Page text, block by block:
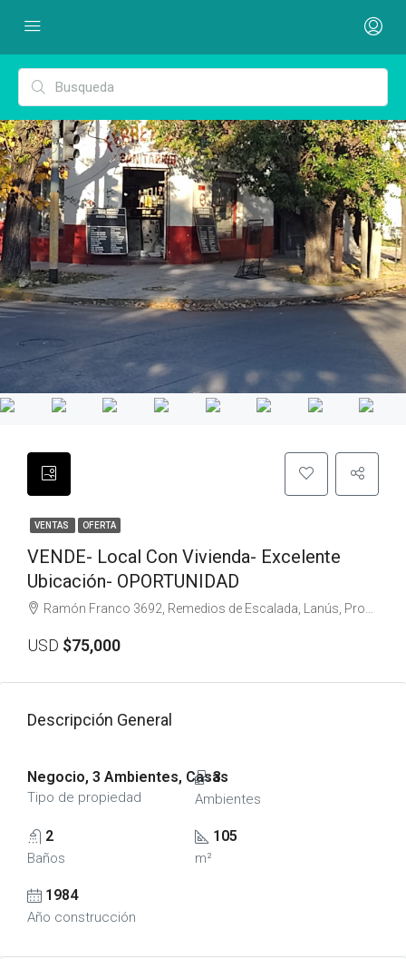
VENTAS OFERTA
VENDE- Local Con Vivienda- Excelente
Ubicación- OPORTUNIDAD
Ramón Franco 3692, Remedios de Escalada, Lanús, Provincia de Buenos Aires, Argentina
USD $75,000
Descripción General
Negocio, 3 Ambientes, Casas
Tipo de propiedad
3
Ambientes
2
Baños
105
m²
1984
Año construcción